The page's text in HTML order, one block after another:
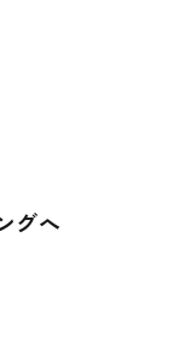
グへ